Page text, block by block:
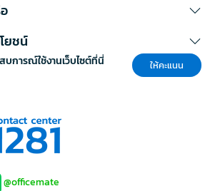
าะสมกับพื้นที่ใช้งาน
ยืดหยุ่นในการใช้งานและเก็บรักษาง่าย
เทศกาล ของตกแต่งปีใหม่ เลือก
ความปลอดภัย เหมาะกับทุกกลุ่มผู้ใช้งาน ตั้งแต่
นถึงองค์กรขนาดใหญ่
ครันด้วยการจัดส่งฟรีเมื่อช้อปครบตามเงื่อนไข โปร
ดิตเทอมสูงสุด 60 วัน สำหรับลูกค้าองค์กร
ยชน์
บการณ์ใช้งานเว็บไซต์ที่นี่ ให้คะแนน
@officemate